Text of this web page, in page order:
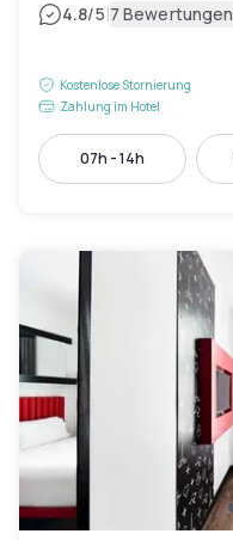
4.8/5|7 Bewertungen
Kostenlose Stornierung
Zahlung im Hotel
07h - 14h